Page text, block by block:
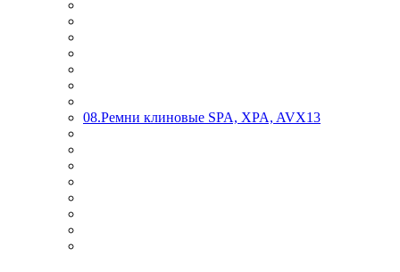
08.Ремни клиновые SPA, XPA, AVX13